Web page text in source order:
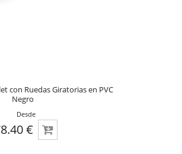
con Ruedas Giratorias en PVC
Negro
Desde
€